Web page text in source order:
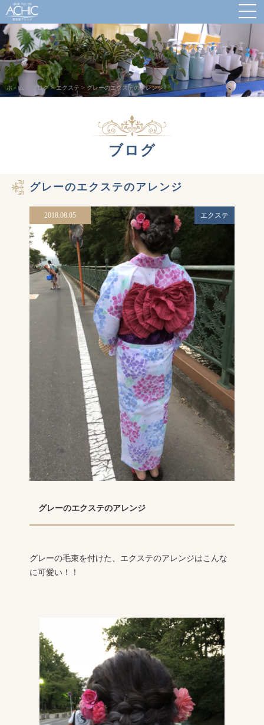
ホ－ム ブログ>エクステ >グレーのエクステのアレンジ
ブログ
グレーのエクステのアレンジ
2018.08.05 エクステ
グレーのエクステのアレンジ
グレーの毛束を付けた、エクステのアレンジはこんな
に可愛い！！